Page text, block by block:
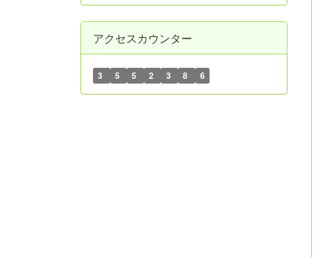
アクセスカウンター
3 5 5 2 3 8 6